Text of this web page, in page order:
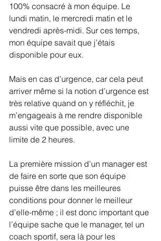
100% consacré à mon équipe. Le
lundi matin, le mercredi matin et le
vendredi après-midi. Sur ces temps,
mon équipe savait que j’étais
disponible pour eux.
Mais en cas d’urgence, car cela peut
arriver même si la notion d’urgence est
très relative quand on y réfléchit, je
m’engageais à me rendre disponible
aussi vite que possible, avec une
limite de 2 heures.
La première mission d’un manager est
de faire en sorte que son équipe
puisse être dans les meilleures
conditions pour donner le meilleur
d’elle-même ; il est donc important que
l’équipe sache que le manager, tel un
coach sportif, sera là pour les